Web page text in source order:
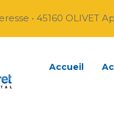
• 45160 OLIVET
Accueil